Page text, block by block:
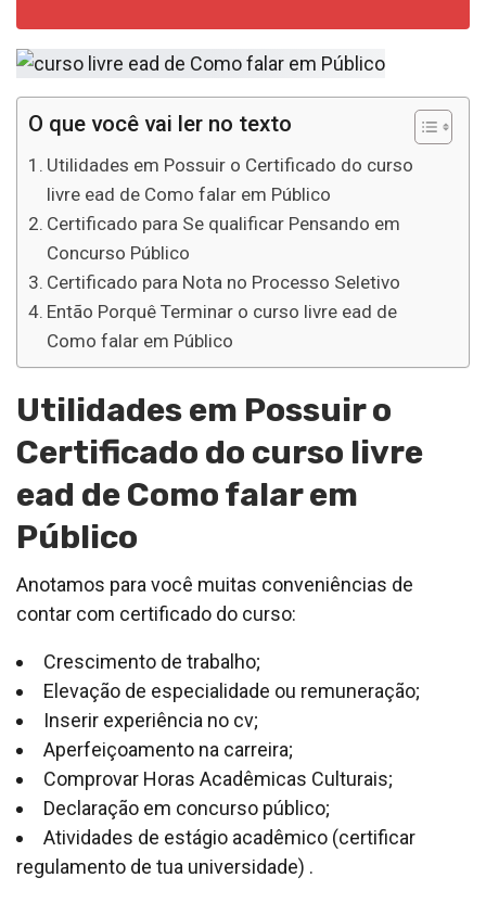
O que você vai ler no texto
Utilidades em Possuir o Certificado do curso
livre ead de Como falar em Público
Certificado para Se qualificar Pensando em
Concurso Público
Certificado para Nota no Processo Seletivo
Então Porquê Terminar o curso livre ead de
Como falar em Público
Utilidades em Possuir o
Certificado do curso livre
ead de Como falar em
Público
Anotamos para você muitas conveniências de
contar com certificado do curso:
Crescimento de trabalho;
Elevação de especialidade ou remuneração;
Inserir experiência no cv;
Aperfeiçoamento na carreira;
Comprovar Horas Acadêmicas Culturais;
Declaração em concurso público;
Atividades de estágio acadêmico (certificar
regulamento de tua universidade) .